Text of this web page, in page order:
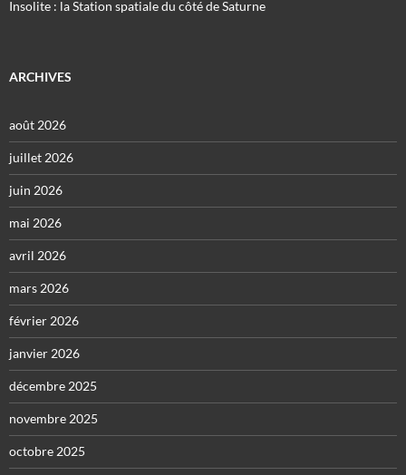
Insolite : la Station spatiale du côté de Saturne
ARCHIVES
août 2026
juillet 2026
juin 2026
mai 2026
avril 2026
mars 2026
février 2026
janvier 2026
décembre 2025
novembre 2025
octobre 2025